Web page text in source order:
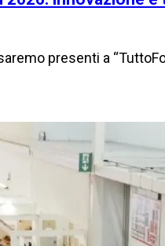
presenti a